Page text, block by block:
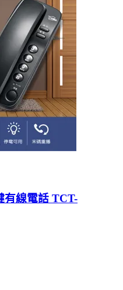
有線電話 TCT-